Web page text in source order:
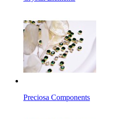
Preciosa Components